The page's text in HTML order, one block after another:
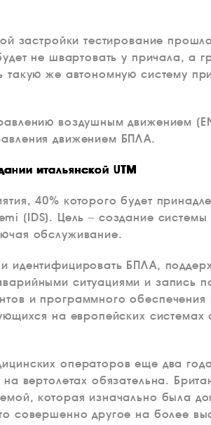
застройки тестирование
не швартовать у причала, а
такую же автономную систему
воздушным движением
движением БПЛА.
итальянской UTM
40% которого будет
(IDS). Цель – создание
обслуживание.
идентифицировать БПЛА,
ситуациями и запись
и программного обеспечения
на европейских системах
операторов еще два
вертолетах обязательна.
которая изначально была
совершенно другое на более